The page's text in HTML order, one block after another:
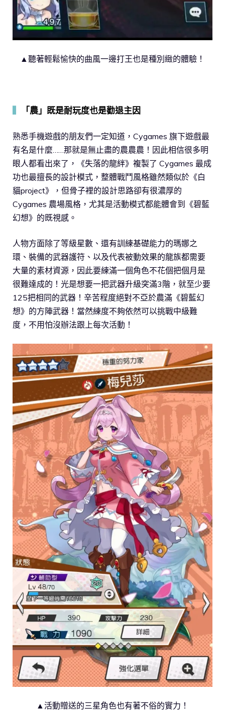
▲聽著輕鬆愉快的曲風一邊打王也是種別緻的體驗！
「農」既是耐玩度也是勸退主因
熟悉手機遊戲的朋友們一定知道，Cygames 旗下遊戲最
有名是什麼……那就是無止盡的農農農！因此相信很多明
眼人都看出來了，《失落的龍絆》複製了 Cygames 最成
功也最擅長的設計模式，整體戰鬥風格雖然類似於《白
貓project》，但骨子裡的設計思路卻有很濃厚的
Cygames 農場風格，尤其是活動模式都能體會到《碧藍
幻想》的既視感。
人物方面除了等級星數、還有訓練基礎能力的瑪娜之
環、裝備的武器護符、以及代表被動效果的龍族都需要
大量的素材資源，因此要練滿一個角色不花個把個月是
很難達成的！光是想要一把武器升級突滿3階，就至少要
125把相同的武器！辛苦程度絕對不亞於農滿《碧藍幻
想》的方陣武器！當然練度不夠依然可以挑戰中級難
度，不用怕沒辦法跟上每次活動！
▲活動贈送的三星角色也有著不俗的實力！